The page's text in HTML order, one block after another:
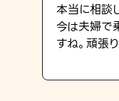
LINE占いを開
本当に相談
今は夫婦で
すね。頑張り